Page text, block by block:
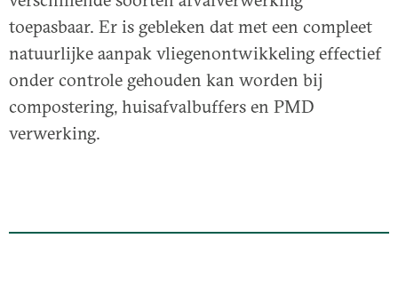
toepasbaar. Er is gebleken dat met een compleet
natuurlijke aanpak vliegenontwikkeling effectief
onder controle gehouden kan worden bij
compostering, huisafvalbuffers en PMD
verwerking.